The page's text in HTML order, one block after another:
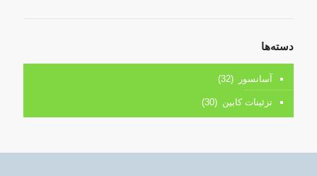
دسته‌ها
آسانسور (32)
تزئینات کابین (30)